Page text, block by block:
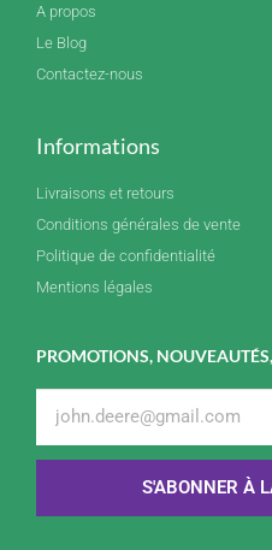
A propos
Le Blog
Contactez-nous
Informations
Livraisons et retours
Conditions générales de vente
Politique de confidentialité
Mentions légales
PROMOTIONS,
S'ABONNER À